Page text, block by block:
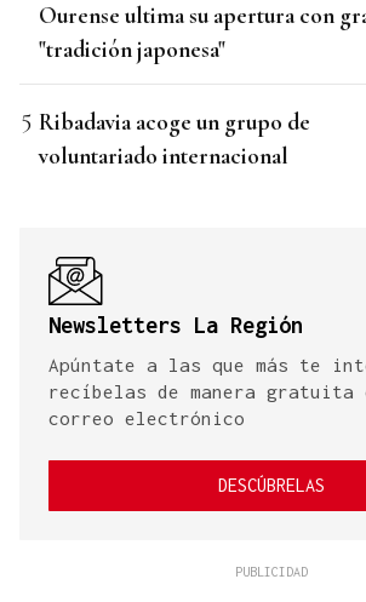
Ourense ultima su apertura con
"tradición japonesa"
Ribadavia acoge un grupo de
voluntariado internacional
Newsletters La Región
Apúntate a las que más te
recíbelas de manera gratuita
correo electrónico
DESCÚBRELAS